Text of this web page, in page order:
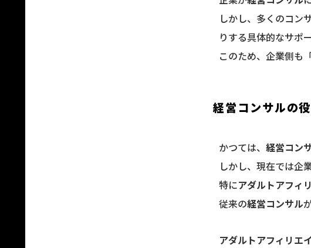
しかし、多くのコン
りする具体的なサポ
このため、企業側も
経営コンサルの
かつては、 経営コン
しかし、現在では企
特にアダルトアフィ
従来の経営コンサル
アダルトアフィリエ